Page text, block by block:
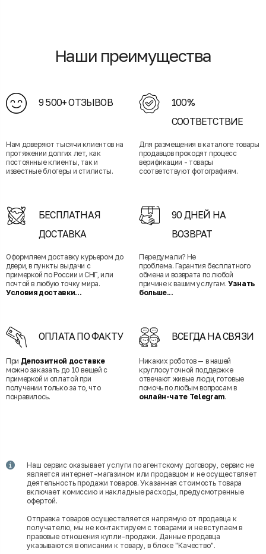
Наши преимущества
9 500+ ОТЗЫВОВ
Нам доверяют тысячи клиентов на
протяжении долгих лет, как
постоянные клиенты, так и
известные блогеры и стилисты.
100%
СООТВЕТСТВИЕ
Для размещения в каталоге товары
продавцов проходят процесс
верификации - товары
соответствуют фотографиям.
БЕСПЛАТНАЯ
ДОСТАВКА
Оформляем доставку курьером до
двери, в пункты выдачи с
примеркой по России и СНГ, или
почтой в любую точку мира.
Условия доставки...
90 ДНЕЙ НА
ВОЗВРАТ
Передумали? Не
проблема. Гарантия бесплатного
обмена и возврата по любой
причине к вашим услугам. Узнать
больше...
ОПЛАТА ПО ФАКТУ
При Депозитной доставке
можно заказать до 10 вещей с
примеркой и оплатой при
получении только за то, что
понравилось.
ВСЕГДА НА СВЯЗИ
Никаких роботов — в нашей
круглосуточной поддержке
отвечают живые люди, готовые
помочь по любым вопросам в
онлайн-чате Telegram.
Наш сервис оказывает услуги по агентскому договору, сервис не
является интернет-магазином или продавцом и не осуществляет
деятельность продажи товаров. Указанная стоимость товара
включает комиссию и накладные расходы, предусмотренные
офертой.
Отправка товаров осуществляется напрямую от продавца к
получателю, мы не контактируем с товарами и не вступаем в
правовые отношения купли-продажи. Данные продавца
указываются в описании к товару, в блоке "Качество".